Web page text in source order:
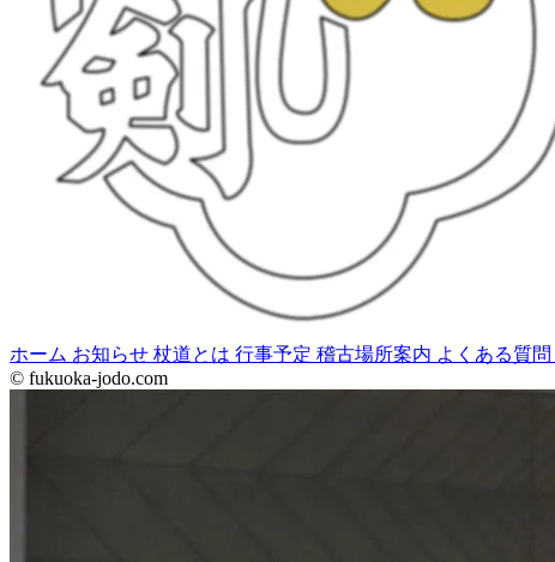
ホーム お知らせ 杖道とは 行事予定 稽古場所案内 よくある質問
© fukuoka-jodo.com